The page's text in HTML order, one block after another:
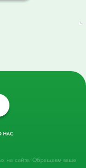
НАС
на сайте. Обращаем ваше